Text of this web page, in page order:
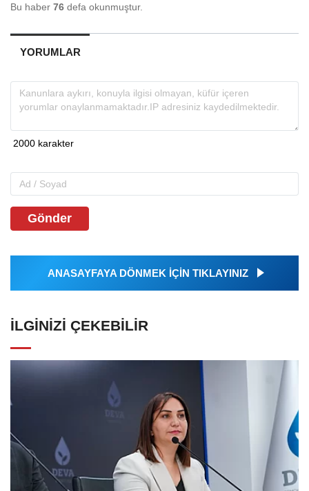
Bu haber 76 defa okunmuştur.
YORUMLAR
Gönder
ANASAYFAYA DÖNMEK İÇİN TIKLAYINIZ
İLGINIZI ÇEKEBILIR